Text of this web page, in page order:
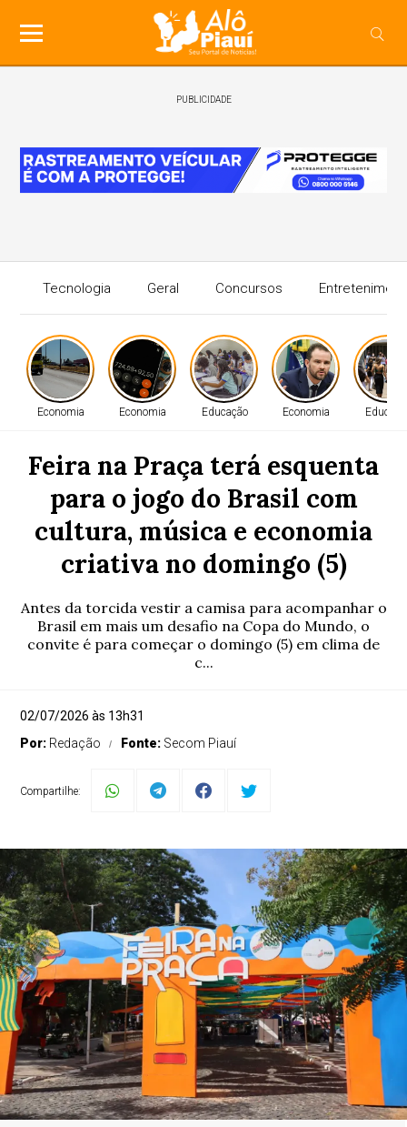
PUBLICIDADE
Tecnologia Geral Concursos
Economia Economia Educação Economia
Feira na Praça terá esquenta
para o jogo do Brasil com
cultura, música e economia
criativa no domingo (5)
Antes da torcida vestir a camisa para acompanhar o
Brasil em mais um desafio na Copa do Mundo, o
convite é para começar o domingo (5) em clima de
c...
02/07/2026 às 13h31
Por: Redação Fonte: Secom Piauí
Compartilhe: